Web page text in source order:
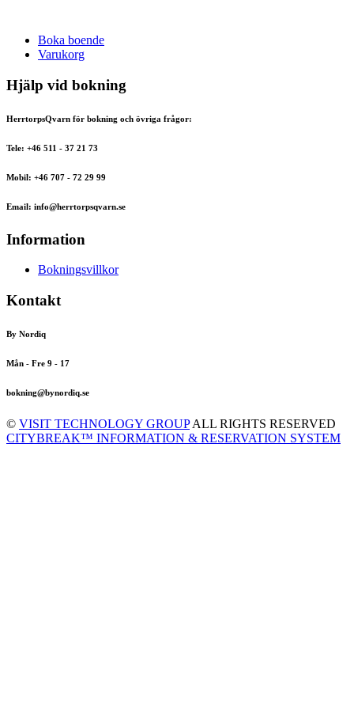
Boka boende
Varukorg
Hjälp vid bokning
HerrtorpsQvarn för bokning och övriga frågor:
Tele: +46 511 - 37 21 73
Mobil: +46 707 - 72 29 99
Email: info@herrtorpsqvarn.se
Information
Bokningsvillkor
Kontakt
By Nordiq
Mån - Fre 9 - 17
bokning@bynordiq.se
© VISIT TECHNOLOGY GROUPALL RIGHTS RESERVED
CITYBREAK™ INFORMATION & RESERVATION SYSTEM